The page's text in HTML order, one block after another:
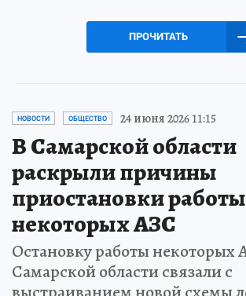
ПРОЧИТАТЬ
НОВОСТИ ОБЩЕСТВО 24 июня 2026 11:15
В Самарской области
раскрыли причины
приостановки работы
некоторых АЗС
Остановку работы некоторых
Самарской области связали с